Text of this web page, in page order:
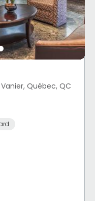
Québec, QC